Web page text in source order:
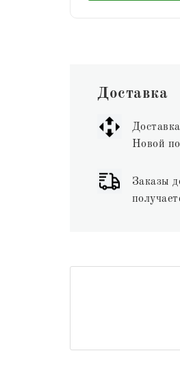
Доставка
Новой
Заказы